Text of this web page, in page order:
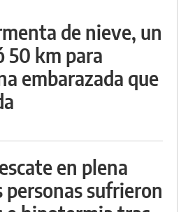
de nieve, un
50 km para
embarazada que
en plena
personas sufrieron